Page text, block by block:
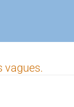
vagues.